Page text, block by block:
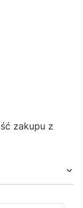
zakupu z